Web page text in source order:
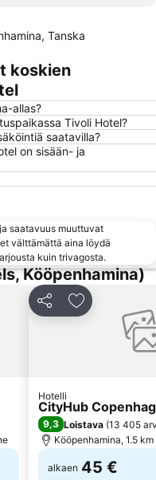
Museet
Festival
Cool
Kunstindustrimuseet
Zoo
lille Havfrue
slot
Tanska
koskien
allas?
Tivoli Hotel?
saatavilla?
on sisään- ja
saatavuus muuttuvat
välttämättä aina löydä
kuin trivagosta.
Kööpenhamina)
Jaa Lisää
Hotelli
CityHub
9,3 Loistava (13 405
Kööpenhamina, 1.5
alkaen 45 €